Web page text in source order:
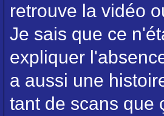
retrouve la vidéo
Je sais que ce
expliquer
a aussi une
tant de scans que